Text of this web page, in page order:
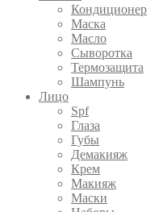
Кондиционер
Маска
Масло
Сыворотка
Термозащита
Шампунь
Лицо
Spf
Глаза
Губы
Демакияж
Крем
Макияж
Маски